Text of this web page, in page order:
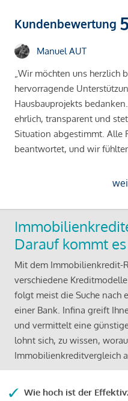
Kundenbewertung
Manuel AUT
„Wir möchten uns herzlich
hervorragende
Hausbauprojekts
ehrlich, transparent und
Situation abgestimmt. Alle
beantwortet, und wir
Darauf kommt
Mit dem Immobilienkredit-
verschiedene
folgt meist die Suche nach
einer Bank. Infina greift
und vermittelt eine
lohnt sich, zu wissen,
Immobilienkreditvergleich
Wie hoch ist der